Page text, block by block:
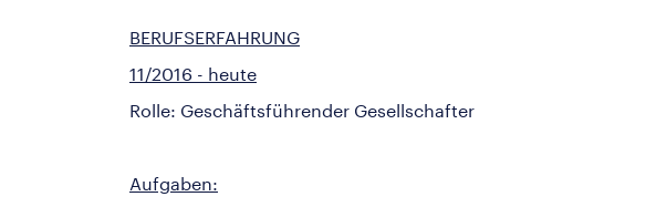
BERUFSERFAHRUNG
11/2016 - heute
Rolle: Geschäftsführender Gesellschafter
Aufgaben: